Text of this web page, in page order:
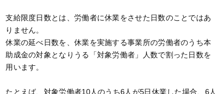
支給限度日数とは、労働者に休業をさせた日数のことではあ
りません。
休業の延べ日数を、休業を実施する事業所の労働者のうち本
助成金の対象となりうる「対象労働者」人数で割った日数を
用います。
たとえば、対象労働者10人のうち6人が5日休業した場合、6人